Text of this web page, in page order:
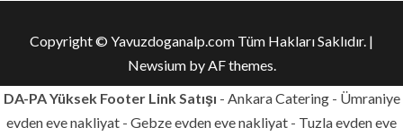
Copyright © Yavuzdoganalp.com Tüm Hakları Saklıdır. |
Newsiumby AF themes.
DA-PA Yüksek Footer Link Satışı - Ankara Catering- Ümraniye
evden eve nakliyat - Gebze evden eve nakliyat - Tuzla evden eve